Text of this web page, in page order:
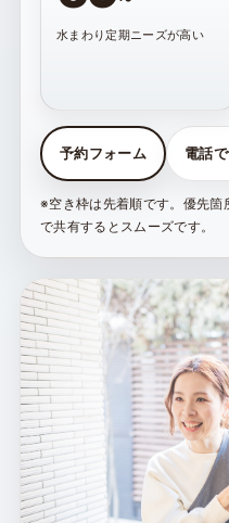
水まわり定期ニーズが高い
予約フォーム 電話
※空き枠は先着順です。優先箇
で共有するとスムーズです。